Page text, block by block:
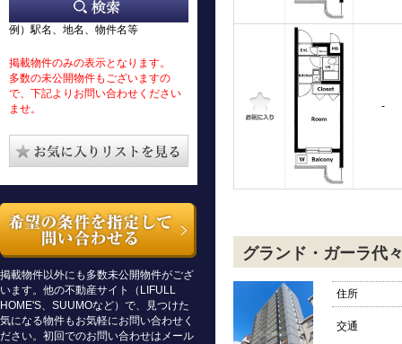
例）駅名、地名、物件名等
掲載物件のみの表示となります。
多数の未公開物件もございますの
で、下記よりお問い合わせください
ませ。
掲載物件以外にも多数未公開物件がござ
います。他の不動産サイト（LIFULL
HOME'S、SUUMOなど）で、見つけた
気になる物件もお気軽にお問い合わせく
ださい。初回でのお問い合わせはメール
-
グランド・ガーラ代
住所
交通